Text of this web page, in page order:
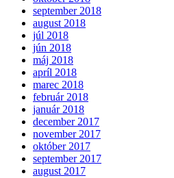
september 2018
august 2018
júl 2018
jún 2018
máj 2018
apríl 2018
marec 2018
február 2018
január 2018
december 2017
november 2017
október 2017
september 2017
august 2017